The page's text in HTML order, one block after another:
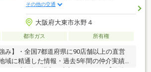
その他の交通
大阪府大東市氷野４
都市ガス 所有権
み】・全国7都道府県に90店舗以上の直営
域に精通した情報・過去5年間の仲介実績4